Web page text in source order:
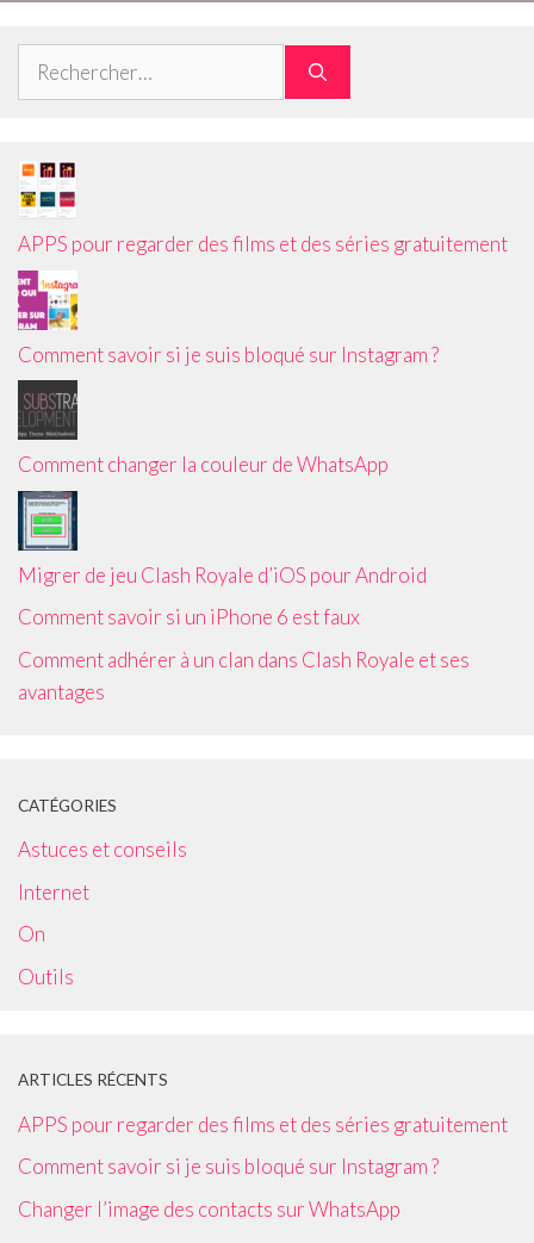
Rechercher :
APPS pour regarder des films et des séries gratuitement
Comment savoir si je suis bloqué sur Instagram ?
Comment changer la couleur de WhatsApp
Migrer de jeu Clash Royale d’iOS pour Android
Comment savoir si un iPhone 6 est faux
Comment adhérer à un clan dans Clash Royale et ses
avantages
CATÉGORIES
Astuces et conseils
Internet
On
Outils
ARTICLES RÉCENTS
APPS pour regarder des films et des séries gratuitement
Comment savoir si je suis bloqué sur Instagram ?
Changer l’image des contacts sur WhatsApp